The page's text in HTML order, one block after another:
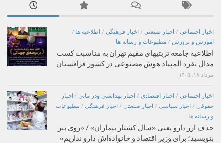
اخبار اجتماعی / اخبار صنعتی / اخبار فرهنگی / اطلاعیه ها /
اموزش و پرورش / مطبوعات و رسانه ها
اطلاعیه جامعه تربتیهای مقیم تهران به مناسبت کسب
مدال نقره المپیاد هوش مصنوعی در کشور قزاقستان
مرداد ۱۸, ۱۴۰۵
اخبار اجتماعی / اخبار اقتصادی / اخبار بهداشتی ودر مانی / اخبار
حقوقی / اخبار سیاسی / اخبار صنعتی / اخبار فرهنگی / مطبوعات
و رسانه ها
حذف ارز دارو یعنی «سال کشتار بیماران» / «روی بنر
بنویسید؛ برای وزیر اقتصاد و خانواده‌اش دارو نداریم»